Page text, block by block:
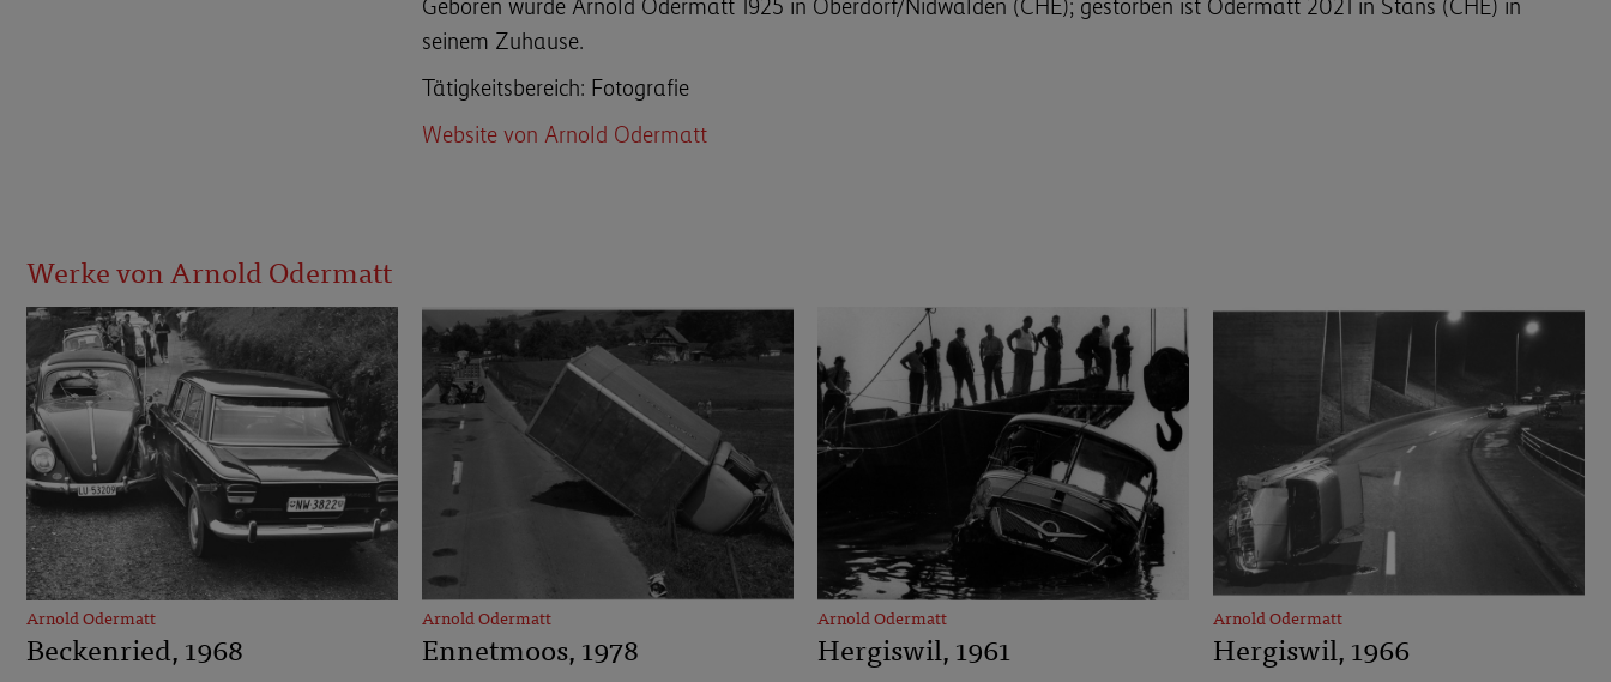
seinem Zuhause.
Tätigkeitsbereich: Fotografie
Website von Arnold Odermatt
Werke von Arnold Odermatt
Arnold Odermatt
Beckenried, 1968
Arnold Odermatt
Ennetmoos, 1978
Arnold Odermatt
Hergiswil, 1961
Arnold Odermatt
Hergiswil, 1966